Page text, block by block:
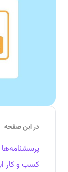
در این صفحه
کسب و کار